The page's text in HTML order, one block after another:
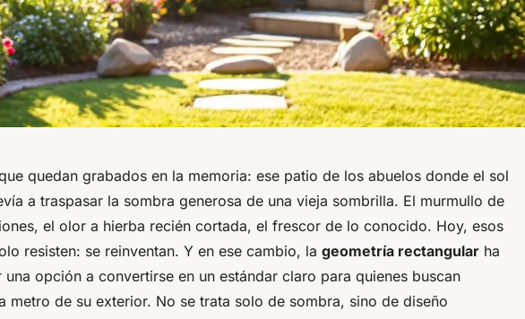
quedan grabados en la memoria: ese patio de los abuelos donde el sol
a traspasar la sombra generosa de una vieja sombrilla. El murmullo de
el olor a hierba recién cortada, el frescor de lo conocido. Hoy, esos
resisten: se reinventan. Y en ese cambio, la geometría rectangular ha
una opción a convertirse en un estándar claro para quienes buscan
metro de su exterior. No se trata solo de sombra, sino de diseño